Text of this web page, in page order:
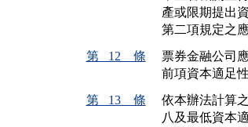
產或限期提出
第二項規定之
第 12 條
票券金融公司
前項資本適足
第 13 條
依本辦法計算
八及最低資本